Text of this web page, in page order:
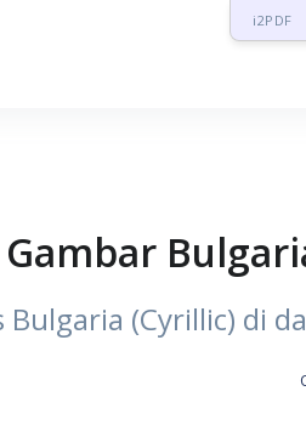
i2PDF
Gambar
Bulgaria (Cyrillic) di